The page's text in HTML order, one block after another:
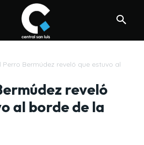
Perro Bermúdez reveló que estuvo al
reveló
al borde de la